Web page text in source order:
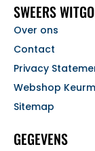
SWEERS
Over ons
Contact
Privacy
Webshop
Sitemap
GEGEVENS